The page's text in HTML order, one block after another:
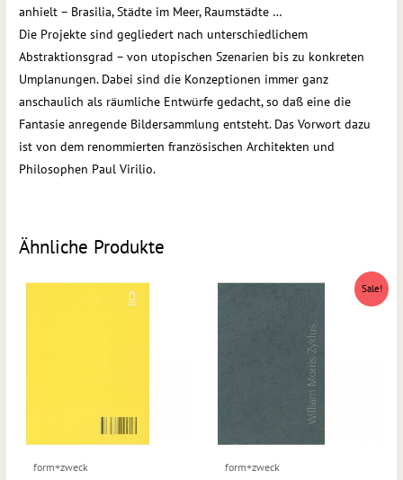
anhielt – Brasilia, Städte im Meer, Raumstädte …
Die Projekte sind gegliedert nach unterschiedlichem
Abstraktionsgrad – von utopischen Szenarien bis zu konkreten
Umplanungen. Dabei sind die Konzeptionen immer ganz
anschaulich als räumliche Entwürfe gedacht, so daß eine die
Fantasie anregende Bildersammlung entsteht. Das Vorwort dazu
ist von dem renommierten französischen Architekten und
Philosophen Paul Virilio.
Ähnliche Produkte
form+zweck
Sale!
form+zweck
Ursprünglicher
Aktueller
€15,00.